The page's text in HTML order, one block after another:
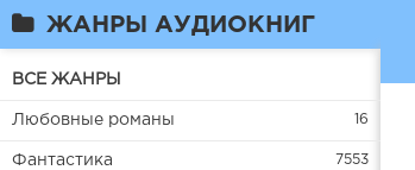
ЖАНРЫ АУДИОКНИГ
ВСЕ ЖАНРЫ
Любовные романы 16
Фантастика 7553